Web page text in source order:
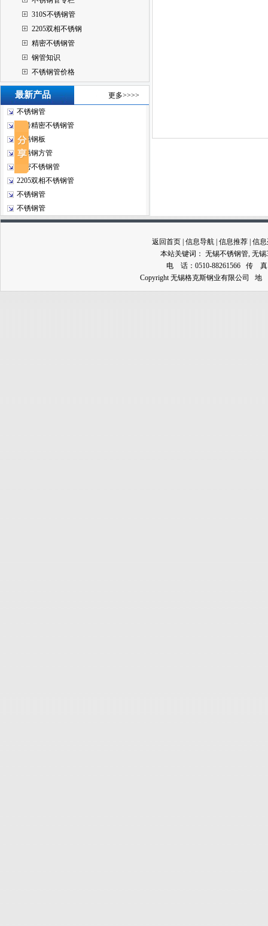
310S不锈钢管
2205双相不锈钢
精密不锈钢管
钢管知识
不锈钢管价格
最新产品
更多>>>>
不锈钢管
20号精密不锈钢管
不锈钢板
不锈钢方管
精密不锈钢管
2205双相不锈钢管
不锈钢管
不锈钢管
返回首页 信息导航 信息推荐 信
本站关键词： 无锡不锈钢管, 无锡
电 话：0510-88261566 传 真
Copyright 无锡格克斯钢业有限公司